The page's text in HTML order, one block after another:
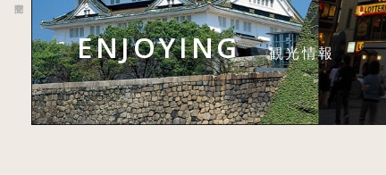
ENJOYING 観光情報